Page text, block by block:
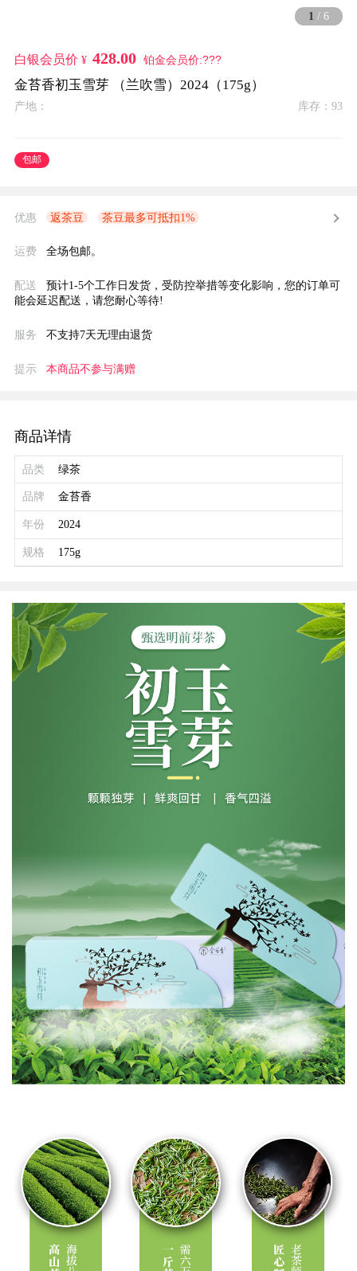
1 /6
白银会员价 ¥ 428.00 铂金会员价:???
金苔香初玉雪芽 （兰吹雪）2024（175g）
产地： 库存：93
包邮
优惠 返茶豆 茶豆最多可抵扣1%
运费 全场包邮。
配送
预计1-5个工作日发货，受防控举措等变化影响，您的订单可
能会延迟配送，请您耐心等待!
服务 不支持7天无理由退货
提示 本商品不参与满赠
商品详情
品类 绿茶
品牌 金苔香
年份 2024
规格 175g